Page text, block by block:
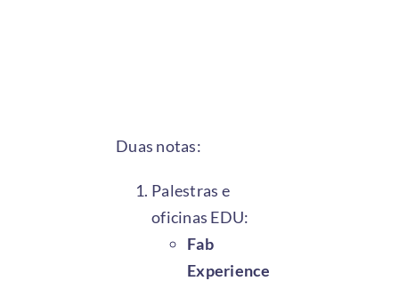
Duas notas:
Palestras e
oficinas EDU:
Fab
Experience